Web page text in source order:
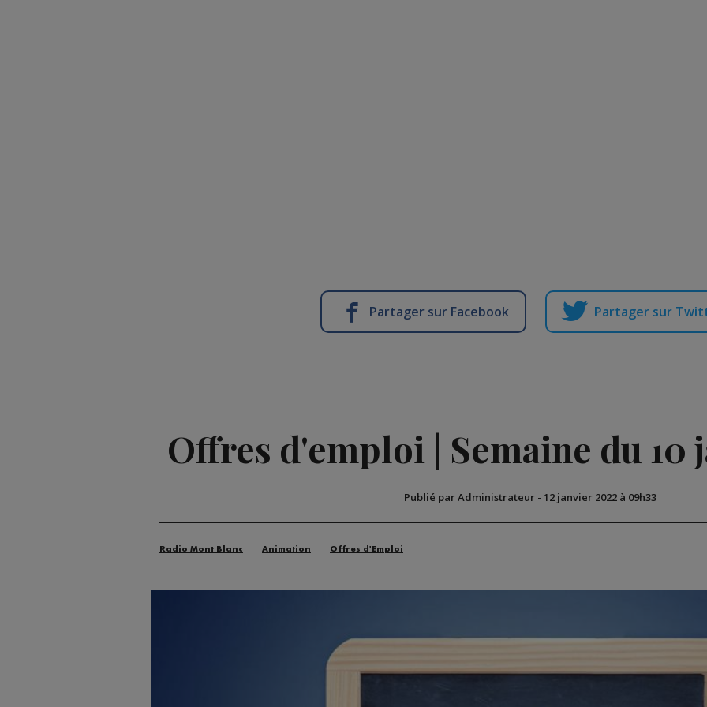
Partager sur Facebook Partager sur
Offres d'emploi | Semaine du 10
Publié par Administrateur - 12 janvier 2022 à 09h33
Radio Mont Blanc Animation Offres d'Emploi